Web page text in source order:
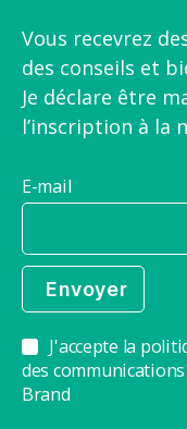
Vous recevrez
des conseils et
Je déclare être
l’inscription à la
E-mail
J'accepte la
des
Brand